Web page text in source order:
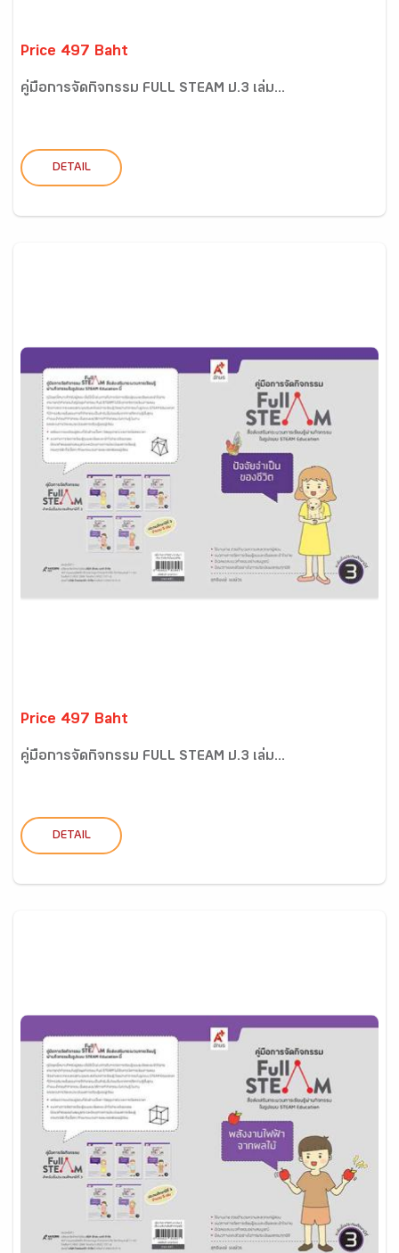
Price 497 Baht
คู่มือการจัดกิจกรรม FULL STEAM ป.3 เล่ม...
DETAIL
Price 497 Baht
คู่มือการจัดกิจกรรม FULL STEAM ป.3 เล่ม...
DETAIL